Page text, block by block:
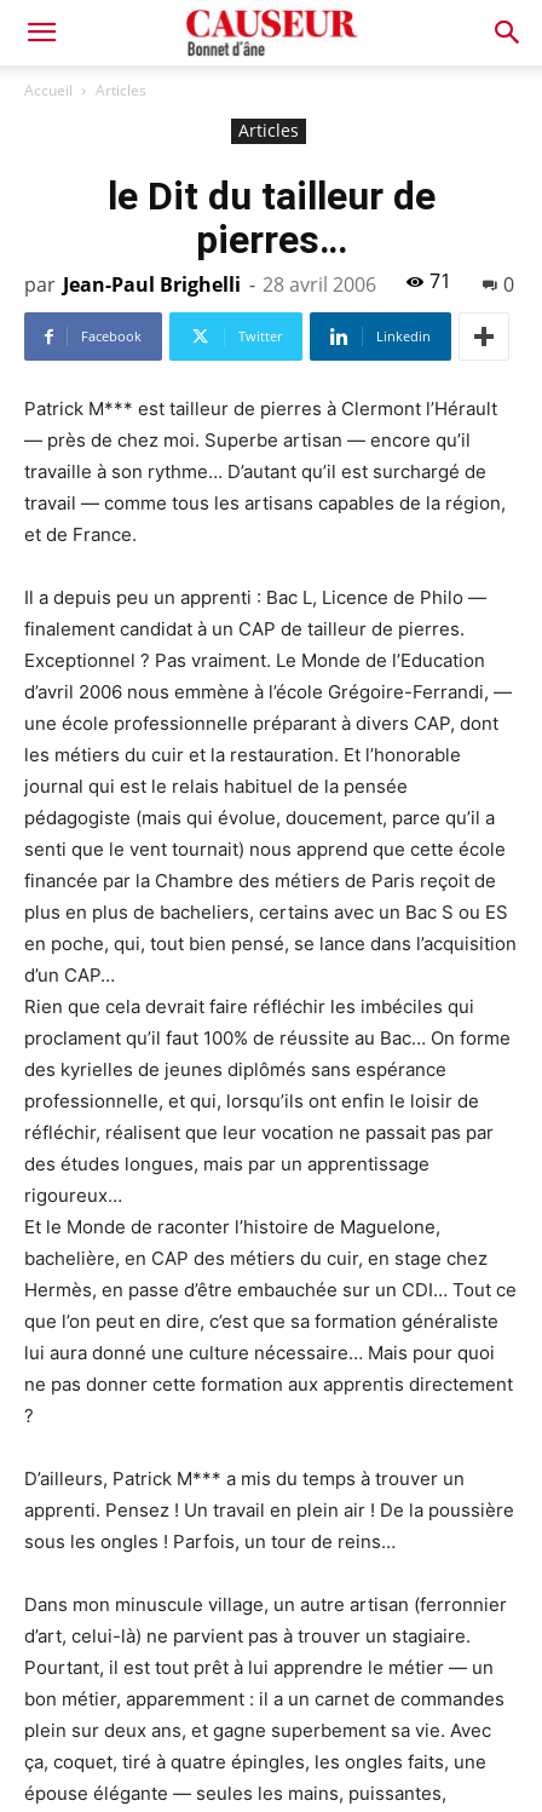
Bonnet
Accueil Articles
Articles
le Dit du tailleur de
pierres…
par Jean-Paul Brighelli - 28 avril 2006 71 0
Facebook Twitter Linkedin
Patrick M*** est tailleur de pierres à Clermont l’Hérault
— près de chez moi. Superbe artisan — encore qu’il
travaille à son rythme… D’autant qu’il est surchargé de
travail — comme tous les artisans capables de la région,
et de France.
Il a depuis peu un apprenti : Bac L, Licence de Philo —
finalement candidat à un CAP de tailleur de pierres.
Exceptionnel ? Pas vraiment. Le Monde de l’Education
d’avril 2006 nous emmène à l’école Grégoire-Ferrandi, —
une école professionnelle préparant à divers CAP, dont
les métiers du cuir et la restauration. Et l’honorable
journal qui est le relais habituel de la pensée
pédagogiste (mais qui évolue, doucement, parce qu’il a
senti que le vent tournait) nous apprend que cette école
financée par la Chambre des métiers de Paris reçoit de
plus en plus de bacheliers, certains avec un Bac S ou ES
en poche, qui, tout bien pensé, se lance dans l’acquisition
d’un CAP…
Rien que cela devrait faire réfléchir les imbéciles qui
proclament qu’il faut 100% de réussite au Bac… On forme
des kyrielles de jeunes diplômés sans espérance
professionnelle, et qui, lorsqu’ils ont enfin le loisir de
réfléchir, réalisent que leur vocation ne passait pas par
des études longues, mais par un apprentissage
rigoureux…
Et le Monde de raconter l’histoire de Maguelone,
bachelière, en CAP des métiers du cuir, en stage chez
Hermès, en passe d’être embauchée sur un CDI… Tout ce
que l’on peut en dire, c’est que sa formation généraliste
lui aura donné une culture nécessaire… Mais pour quoi
ne pas donner cette formation aux apprentis directement
?
D’ailleurs, Patrick M*** a mis du temps à trouver un
apprenti. Pensez ! Un travail en plein air ! De la poussière
sous les ongles ! Parfois, un tour de reins…
Dans mon minuscule village, un autre artisan (ferronnier
d’art, celui-là) ne parvient pas à trouver un stagiaire.
Pourtant, il est tout prêt à lui apprendre le métier — un
bon métier, apparemment : il a un carnet de commandes
plein sur deux ans, et gagne superbement sa vie. Avec
ça, coquet, tiré à quatre épingles, les ongles faits, une
épouse élégante — seules les mains, puissantes,